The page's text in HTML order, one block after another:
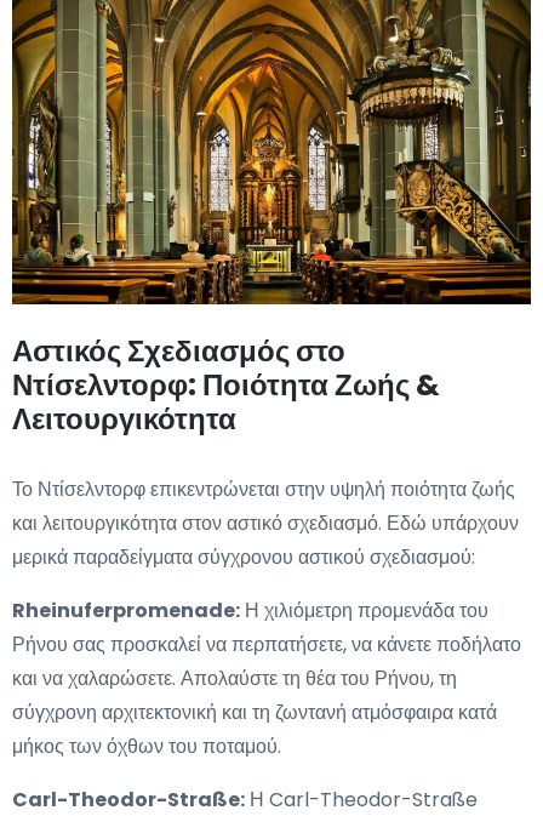
Αστικός Σχεδιασμός στο
Ντίσελντορφ: Ποιότητα Ζωής &
Λειτουργικότητα
Το Ντίσελντορφ επικεντρώνεται στην υψηλή ποιότητα ζωής
και λειτουργικότητα στον αστικό σχεδιασμό. Εδώ υπάρχουν
μερικά παραδείγματα σύγχρονου αστικού σχεδιασμού:
Rheinuferpromenade: Η χιλιόμετρη προμενάδα του
Ρήνου σας προσκαλεί να περπατήσετε, να κάνετε ποδήλατο
και να χαλαρώσετε. Απολαύστε τη θέα του Ρήνου, τη
σύγχρονη αρχιτεκτονική και τη ζωντανή ατμόσφαιρα κατά
μήκος των όχθων του ποταμού.
Carl-Theodor-Straße: Η Carl-Theodor-Straße